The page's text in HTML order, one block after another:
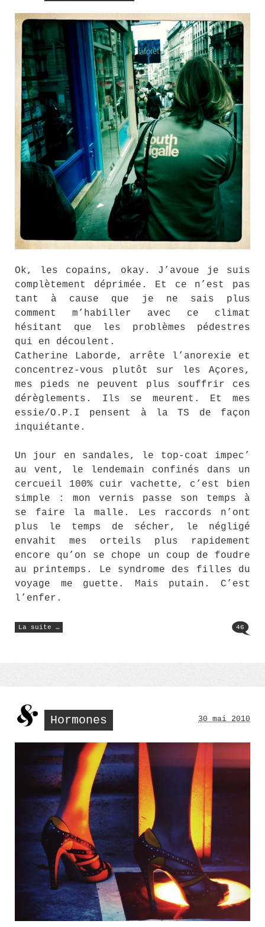
Ok, les copains, okay. J’avoue je suis
complètement déprimée. Et ce n’est pas
tant à cause que je ne sais plus
comment m’habiller avec ce climat
hésitant que les problèmes pédestres
qui en découlent.
Catherine Laborde, arrête l’anorexie et
concentrez-vous plutôt sur les Açores,
mes pieds ne peuvent plus souffrir ces
dérèglements. Ils se meurent. Et mes
essie/O.P.I pensent à la TS de façon
inquiétante.
Un jour en sandales, le top-coat impec’
au vent, le lendemain confinés dans un
cercueil 100% cuir vachette, c’est bien
simple : mon vernis passe son temps à
se faire la malle. Les raccords n’ont
plus le temps de sécher, le négligé
envahit mes orteils plus rapidement
encore qu’on se chope un coup de foudre
au printemps. Le syndrome des filles du
voyage me guette. Mais putain. C’est
l’enfer.
La suite …
« SOPI
sous
46
Hormones 30 mai 2010